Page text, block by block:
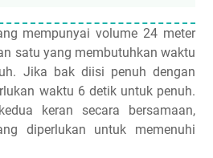
mempunyai volume 24 meter
satu yang membutuhkan waktu
Jika bak diisi penuh dengan
waktu 6 detik untuk penuh.
keran secara bersamaan,
diperlukan untuk memenuhi